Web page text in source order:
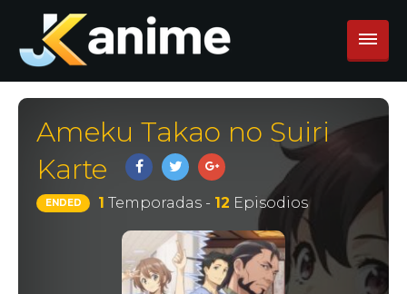
Ameku Takao no Suiri
Karte
ENDED 1 Temporadas - 12 Episodios